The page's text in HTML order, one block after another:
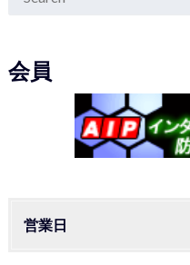
会員
営業日